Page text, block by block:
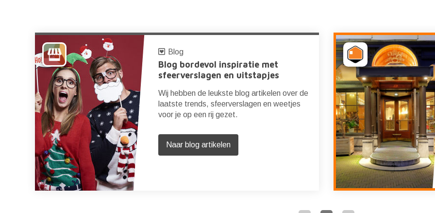
Blog
Blog bordevol inspiratie met
sfeerverslagen en uitstapjes
Wij hebben de leukste blog artikelen over de
laatste trends, sfeerverslagen en weetjes
voor je op een rij gezet.
Naar blog artikelen